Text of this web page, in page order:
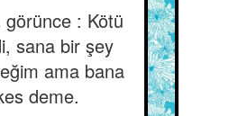
görünce : Kötü
sana bir şey
ama bana
deme.